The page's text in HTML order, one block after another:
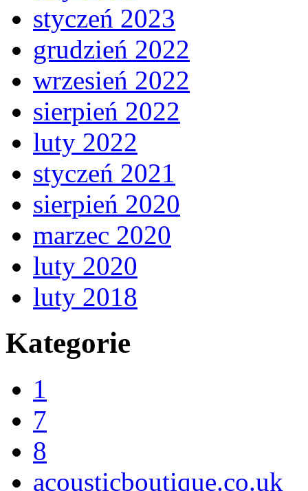
styczeń 2023
grudzień 2022
wrzesień 2022
sierpień 2022
luty 2022
styczeń 2021
sierpień 2020
marzec 2020
luty 2020
luty 2018
Kategorie
1
7
8
acousticboutique.co.uk